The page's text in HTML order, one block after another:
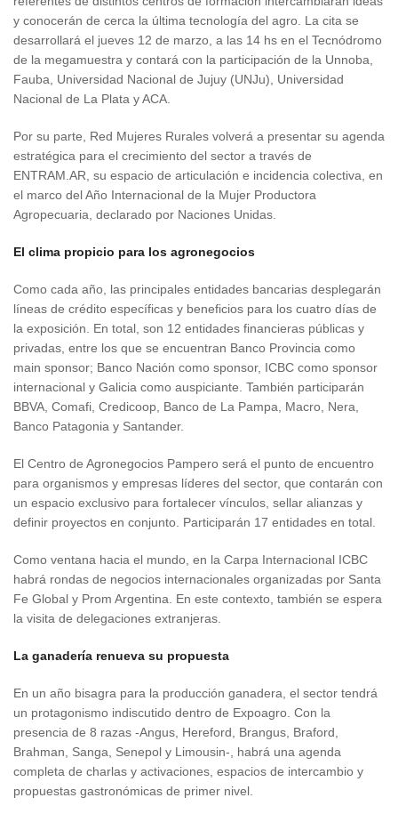
y conocerán de cerca la última tecnología del agro. La cita se
desarrollará el jueves 12 de marzo, a las 14 hs en el Tecnódromo
de la megamuestra y contará con la participación de la Unnoba,
Fauba, Universidad Nacional de Jujuy (UNJu), Universidad
Nacional de La Plata y ACA.
Por su parte, Red Mujeres Rurales volverá a presentar su agenda
estratégica para el crecimiento del sector a través de
ENTRAM.AR, su espacio de articulación e incidencia colectiva, en
el marco del Año Internacional de la Mujer Productora
Agropecuaria, declarado por Naciones Unidas.
El clima propicio para los agronegocios
Como cada año, las principales entidades bancarias desplegarán
líneas de crédito específicas y beneficios para los cuatro días de
la exposición. En total, son 12 entidades financieras públicas y
privadas, entre los que se encuentran Banco Provincia como
main sponsor; Banco Nación como sponsor, ICBC como sponsor
internacional y Galicia como auspiciante. También participarán
BBVA, Comafi, Credicoop, Banco de La Pampa, Macro, Nera,
Banco Patagonia y Santander.
El Centro de Agronegocios Pampero será el punto de encuentro
para organismos y empresas líderes del sector, que contarán con
un espacio exclusivo para fortalecer vínculos, sellar alianzas y
definir proyectos en conjunto. Participarán 17 entidades en total.
Como ventana hacia el mundo, en la Carpa Internacional ICBC
habrá rondas de negocios internacionales organizadas por Santa
Fe Global y Prom Argentina. En este contexto, también se espera
la visita de delegaciones extranjeras.
La ganadería renueva su propuesta
En un año bisagra para la producción ganadera, el sector tendrá
un protagonismo indiscutido dentro de Expoagro. Con la
presencia de 8 razas -Angus, Hereford, Brangus, Braford,
Brahman, Sanga, Senepol y Limousin-, habrá una agenda
completa de charlas y activaciones, espacios de intercambio y
propuestas gastronómicas de primer nivel.